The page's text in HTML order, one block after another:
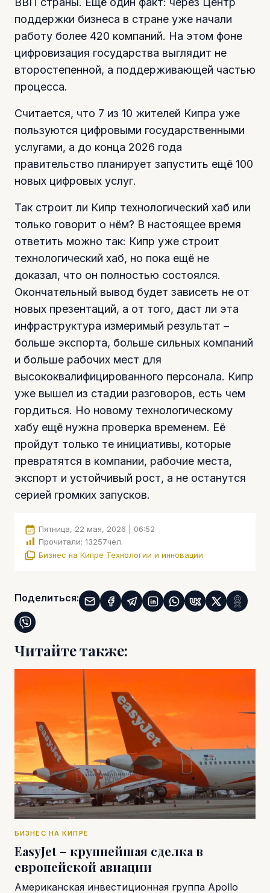
поддержки бизнеса в стране уже начали
работу более 420 компаний. На этом фоне
цифровизация государства выглядит не
второстепенной, а поддерживающей частью
процесса.
Считается, что 7 из 10 жителей Кипра уже
пользуются цифровыми государственными
услугами, а до конца 2026 года
правительство планирует запустить ещё 100
новых цифровых услуг.
Так строит ли Кипр технологический хаб или
только говорит о нём? В настоящее время
ответить можно так: Кипр уже строит
технологический хаб, но пока ещё не
доказал, что он полностью состоялся.
Окончательный вывод будет зависеть не от
новых презентаций, а от того, даст ли эта
инфраструктура измеримый результат –
больше экспорта, больше сильных компаний
и больше рабочих мест для
высококвалифицированного персонала. Кипр
уже вышел из стадии разговоров, есть чем
гордиться. Но новому технологическому
хабу ещё нужна проверка временем. Её
пройдут только те инициативы, которые
превратятся в компании, рабочие места,
экспорт и устойчивый рост, а не останутся
серией громких запусков.
Пятница, 22 мая, 2026 | 06:52
Прочитали: 13257чел.
Бизнес на Кипре Технологии и инновации
Поделиться:
Читайте также:
БИЗНЕС НА КИПРЕ
EasyJet – крупнейшая сделка в
европейской авиации
Американская инвестиционная группа Apollo